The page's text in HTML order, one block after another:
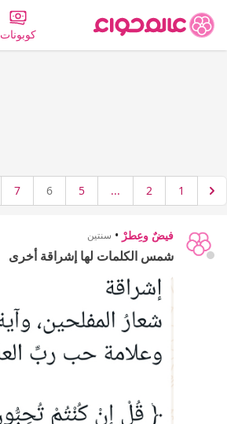
كوبونات
1
2
...
5
6
7
فيضٌ وعِطرْ • سنتين
شمس الكلمات لها إشراقة أخرى